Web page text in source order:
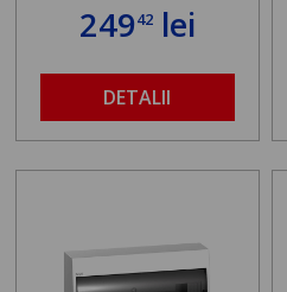
24942lei
DETALII